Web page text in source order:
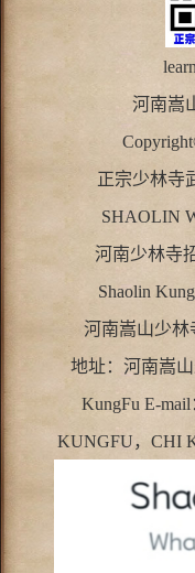
河南嵩
正宗少林寺
SHAOLIN
河南少林寺
Shaolin
河南嵩山少林
地址：河南嵩
KungFu E-mail
KUNGFU，CHI